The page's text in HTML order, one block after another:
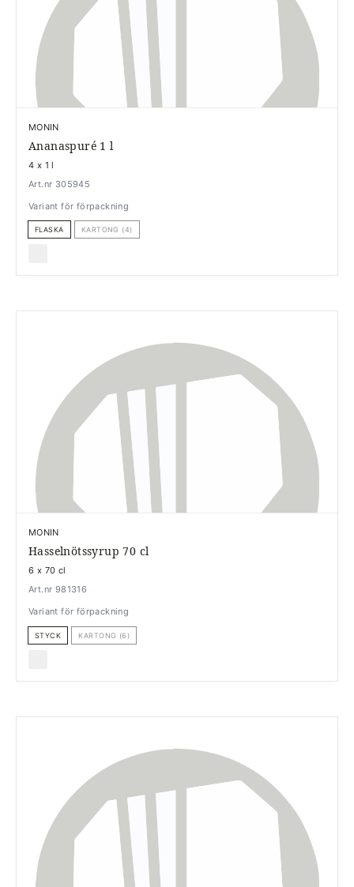
MONIN
Ananaspuré 1 l
4 x 1 l
Art.nr 305945
Variant för förpackning
FLASKA KARTONG (4)
MONIN
Hasselnötssyrup 70 cl
6 x 70 cl
Art.nr 981316
Variant för förpackning
STYCK KARTONG (6)